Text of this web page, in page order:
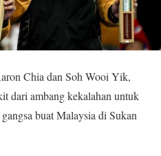
Chia dan Soh Wooi Yik,
dari ambang kekalahan untuk
buat Malaysia di Sukan